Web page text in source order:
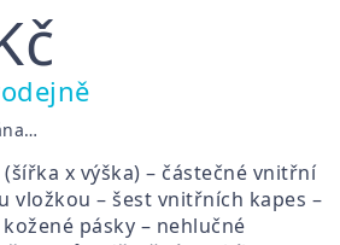
x výška) – částečné vnitřní
vložkou – šest vnitřních kapes –
pásky – nehlučné